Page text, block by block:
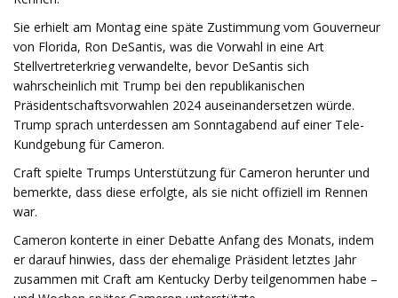
Sie erhielt am Montag eine späte Zustimmung vom Gouverneur
von Florida, Ron DeSantis, was die Vorwahl in eine Art
Stellvertreterkrieg verwandelte, bevor DeSantis sich
wahrscheinlich mit Trump bei den republikanischen
Präsidentschaftsvorwahlen 2024 auseinandersetzen würde.
Trump sprach unterdessen am Sonntagabend auf einer Tele-
Kundgebung für Cameron.
Craft spielte Trumps Unterstützung für Cameron herunter und
bemerkte, dass diese erfolgte, als sie nicht offiziell im Rennen
war.
Cameron konterte in einer Debatte Anfang des Monats, indem
er darauf hinwies, dass der ehemalige Präsident letztes Jahr
zusammen mit Craft am Kentucky Derby teilgenommen habe –